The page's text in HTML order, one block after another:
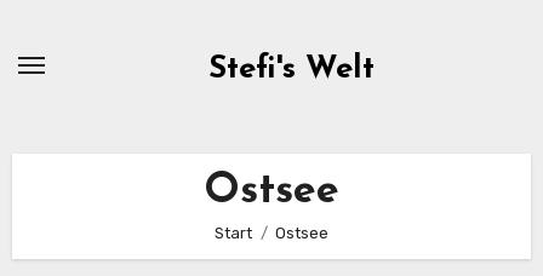
Stefi's Welt
Ostsee
Start Ostsee